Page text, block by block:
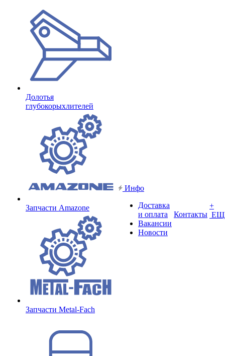
Долотья
глубокорыхлителей
Запчасти Amazone
Запчасти Metal-Fach
Инфо
Доставка
и оплата
Вакансии
Новости
Контакты
+